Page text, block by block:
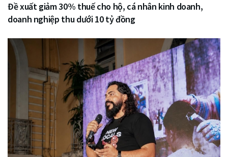
Đề xuất giảm 30% thuế cho hộ, cá nhân kinh doanh,
doanh nghiệp thu dưới 10 tỷ đồng